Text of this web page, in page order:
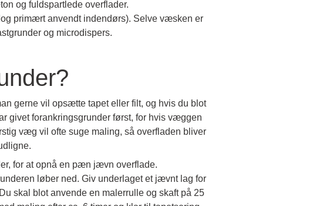
og fuldspartlede overflader.
primært anvendt indendørs). Selve væsken er
og microdispers.
gerne vil opsætte tapet eller filt, og hvis du blot
givet forankringsgrunder først, for hvis væggen
væg vil ofte suge maling, så overfladen bliver
for at opnå en pæn jævn overflade.
løber ned. Giv underlaget et jævnt lag for
skal blot anvende en malerrulle og skaft på 25